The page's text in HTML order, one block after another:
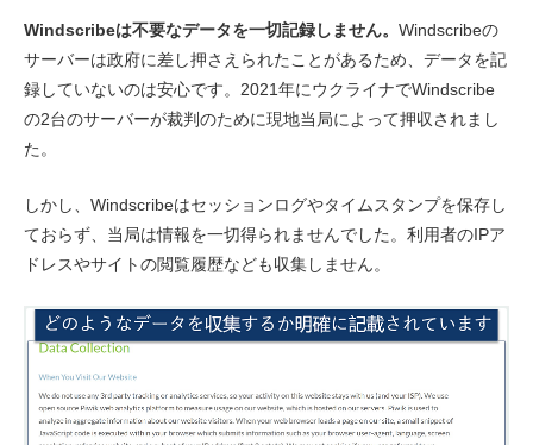
Windscribeは不要なデータを一切記録しません。 Windscribeの
サーバーは政府に差し押さえられたことがあるため、データを記
録していないのは安心です。2021年にウクライナでWindscribe
の2台のサーバーが裁判のために現地当局によって押収されまし
た。
しかし、Windscribeはセッションログやタイムスタンプを保存し
ておらず、当局は情報を一切得られませんでした。利用者のIPア
ドレスやサイトの閲覧履歴なども収集しません。